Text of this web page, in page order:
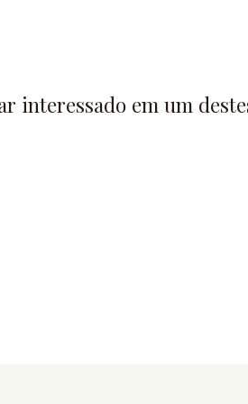
interessado em um